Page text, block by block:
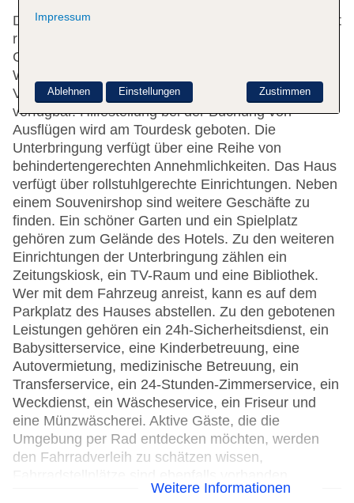
Das Hotel verfügt über 61 Zimmer. Die Rezeption ist
rund um die Uhr besetzt. Eine
Gepäckaufbewahrung, ein Safe und eine
Wechselstube stehen als Serviceleistungen zur
Verfügung. WLAN ist in den öffentlichen Bereichen
verfügbar. Hilfestellung bei der Buchung von
Ausflügen wird am Tourdesk geboten. Die
Unterbringung verfügt über eine Reihe von
behindertengerechten Annehmlichkeiten. Das Haus
verfügt über rollstuhlgerechte Einrichtungen. Neben
einem Souvenirshop sind weitere Geschäfte zu
finden. Ein schöner Garten und ein Spielplatz
gehören zum Gelände des Hotels. Zu den weiteren
Einrichtungen der Unterbringung zählen ein
Zeitungskiosk, ein TV-Raum und eine Bibliothek.
Wer mit dem Fahrzeug anreist, kann es auf dem
Parkplatz des Hauses abstellen. Zu den gebotenen
Leistungen gehören ein 24h-Sicherheitsdienst, ein
Babysitterservice, eine Kinderbetreuung, eine
Autovermietung, medizinische Betreuung, ein
Transferservice, ein 24-Stunden-Zimmerservice, ein
Weckdienst, ein Wäscheservice, ein Friseur und
eine Münzwäscherei. Aktive Gäste, die die
Umgebung per Rad entdecken möchten, werden
den Fahrradverleih zu schätzen wissen,
Kostenfrei steht Gästen die Tageszeitung zur
Weitere Informationen
Impressum
Zustimmen
Ablehnen Einstellungen